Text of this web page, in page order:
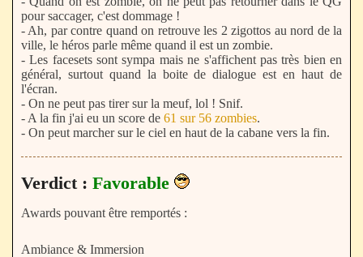
pour saccager, c'est dommage !
- Ah, par contre quand on retrouve les 2 zigottos au nord de la
ville, le héros parle même quand il est un zombie.
- Les facesets sont sympa mais ne s'affichent pas très bien en
général, surtout quand la boite de dialogue est en haut de
l'écran.
- On ne peut pas tirer sur la meuf, lol ! Snif.
- A la fin j'ai eu un score de 61 sur 56 zombies.
- On peut marcher sur le ciel en haut de la cabane vers la fin.
Verdict : Favorable
Awards pouvant être remportés :
Ambiance & Immersion